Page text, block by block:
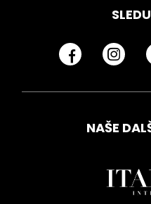
NAŠE